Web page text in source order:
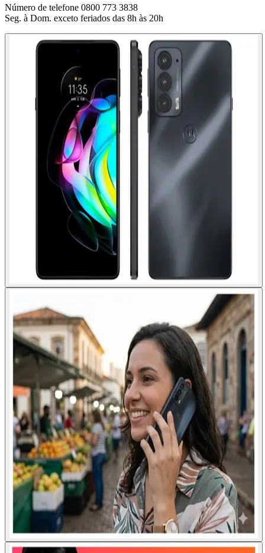
Número de telefone 0800 773 3838
Seg. à Dom. exceto feriados das 8h às 20h